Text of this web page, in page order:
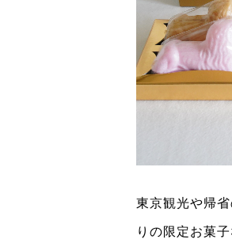
東京観光や帰
りの限定お菓